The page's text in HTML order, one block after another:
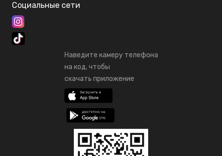
Социальные сети
Наведите камеру телефона
на код, чтобы
скачать приложение